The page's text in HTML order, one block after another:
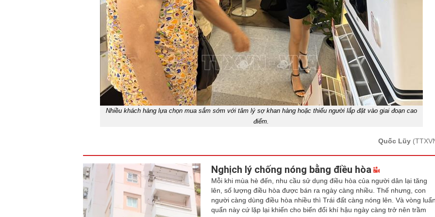
Nhiều khách hàng lựa chọn mua sắm sớm với tâm lý sợ khan hàng hoặc thiếu người lắp đặt vào giai đoạn cao
điểm.
Quốc Lũy
Nghịch lý chống nóng bằng điều hòa
Mỗi khi mùa hè đến, nhu cầu sử dụng điều hòa của người dân lại tăng
lên, số lượng điều hòa được bán ra ngày càng nhiều. Thế nhưng, con
người càng dùng điều hòa nhiều thì Trái đất càng nóng lên. Và vòng
quẩn này cứ lặp lại khiến cho biến đổi khí hậu ngày càng trở nên trầm